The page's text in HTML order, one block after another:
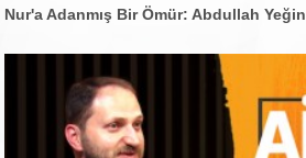
Nur'a Adanmış Bir Ömür: Abdullah Yeğin